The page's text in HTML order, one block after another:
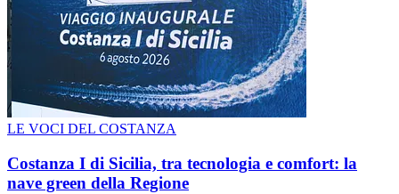
LE VOCI DEL COSTANZA
Costanza I di Sicilia, tra tecnologia e comfort: la
nave green della Regione